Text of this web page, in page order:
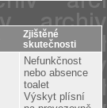
Zjištěné
skutečnosti
Nefunkčnost
nebo absence
toalet
Výskyt plísní